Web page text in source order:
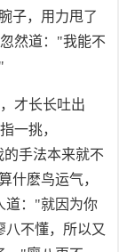
子，用力甩了
然道："我能不
才长长吐出
一挑，
手法本来就不
什麽鸟运气，
道："就因为你
不懂，所以又